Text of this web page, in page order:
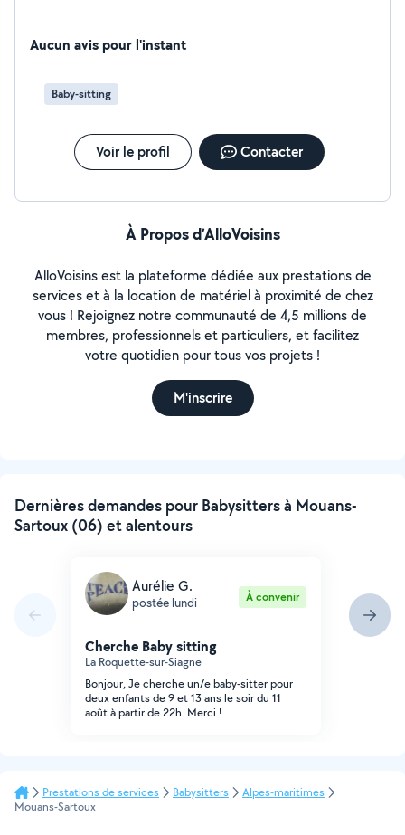
Aucun avis pour l'instant
Baby-sitting
Voir le profil Contacter
À Propos d’AlloVoisins
AlloVoisins est la plateforme dédiée aux prestations de
services et à la location de matériel à proximité de chez
vous ! Rejoignez notre communauté de 4,5 millions de
membres, professionnels et particuliers, et facilitez
votre quotidien pour tous vos projets !
M'inscrire
Dernières demandes pour Babysitters à Mouans-
Sartoux (06) et alentours
Aurélie G.
postée lundi À convenir
Cherche Baby sitting
La Roquette-sur-Siagne
Bonjour, Je cherche un/e baby-sitter pour
deux enfants de 9 et 13 ans le soir du 11
août à partir de 22h. Merci !
Prestations de services Babysitters
Alpes-maritimes
Mouans-Sartoux